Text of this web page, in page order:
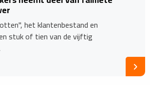
het klantenbestand en
stuk of tien van de vijftig